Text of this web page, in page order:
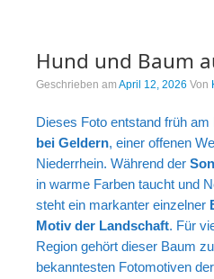
Hund und Baum
Geschrieben am April 12, 2026 Von
Dieses Foto entstand früh am
bei Geldern, einer offenen
Niederrhein. Während der
in warme Farben taucht und
steht ein markanter einzelner
Motiv der Landschaft. Für
Region gehört dieser Baum
bekanntesten Fotomotiven